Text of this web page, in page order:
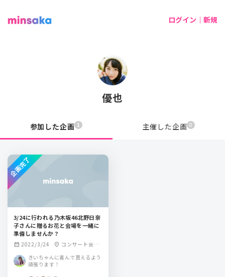
ログイン｜新規
優也
参加した企画 1 主催した企画 0
3/24に行われる乃木坂46北野日奈
子さんに贈るお花と会場を一緒に
準備しませんか？
calendar_month 2022/3/24 location_on コンサート会場
(ぴあアリーナMM)
周辺
きいちゃんに喜んで貰えるよう
頑張ります！
企画完了